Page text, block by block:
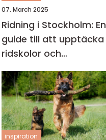
07. March 2025
Ridning i Stockholm: En
guide till att upptäcka
ridskolor och
ridupplevelser
inspiration